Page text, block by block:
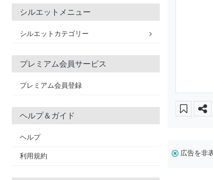
シルエットメニュー
シルエットカテゴリー
プレミアム会員サービス
プレミアム会員登録
ヘルプ＆ガイド
ヘルプ
利用規約 広告を非